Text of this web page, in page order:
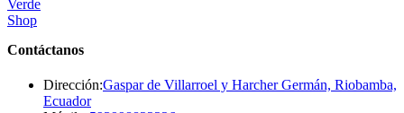
Contáctanos
Dirección:Gaspar de Villarroel y Harcher Germán, Riobamba,
Ecuador